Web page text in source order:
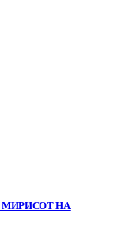
МИРИСОТ НА